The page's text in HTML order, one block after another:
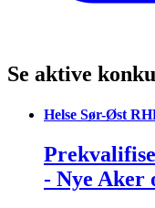
Se aktive
Helse Sør-Øst
- Nye Aker